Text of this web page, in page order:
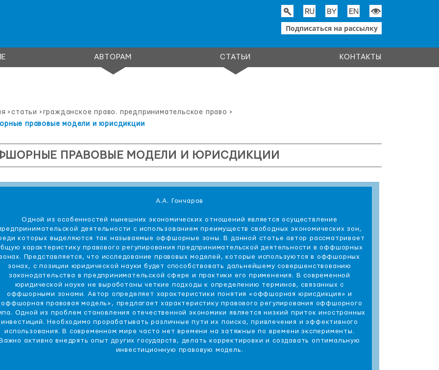
Подписаться на рассылку
АВТОРАМ СТАТЬИ КОНТАКТЫ
>статьи >гражданское право. предпринимательское право >
правовые модели и юрисдикции
ПРАВОВЫЕ МОДЕЛИ И ЮРИСДИКЦИИ
А.А. Гончаров
Одной из особенностей нынешних экономических отношений является осуществление
деятельности с использованием преимуществ свободных экономических зон,
которых выделяются так называемые оффшорные зоны. В данной статье автор рассматривает
характеристику правового регулирования предпринимательской деятельности в оффшорных
Представляется, что исследование правовых моделей, которые используются в оффшорных
зонах, с позиции юридической науки будет способствовать дальнейшему совершенствованию
законодательства в предпринимательской сфере и практики его применения. В современной
юридической науке не выработаны четкие подходы к определению терминов, связанных с
оффшорными зонами. Автор определяет характеристики понятия «оффшорная юрисдикция» и
правовая модель», предлагает характеристику правового регулирования оффшорного
Одной из проблем становления отечественной экономики является низкий приток иностранных
инвестиций. Необходимо прорабатывать различные пути их поиска, привлечения и эффективного
использования. В современном мире часто нет времени на затяжные по времени эксперименты.
активно внедрять опыт других государств, делать корректировки и создавать оптимальную
инвестиционную правовую модель.